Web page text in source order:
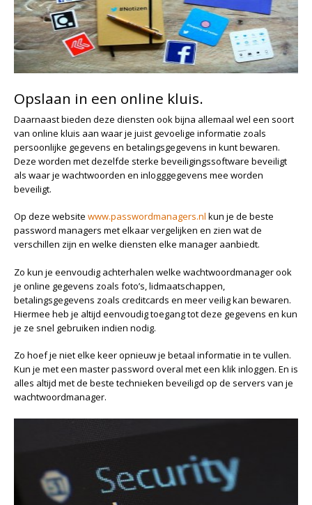
Opslaan in een online kluis.
Daarnaast bieden deze diensten ook bijna allemaal wel een soort
van online kluis aan waar je juist gevoelige informatie zoals
persoonlijke gegevens en betalingsgegevens in kunt bewaren.
Deze worden met dezelfde sterke beveiligingssoftware beveiligt
als waar je wachtwoorden en inlogggegevens mee worden
beveiligt.
Op deze website www.passwordmanagers.nl kun je de beste
password managers met elkaar vergelijken en zien wat de
verschillen zijn en welke diensten elke manager aanbiedt.
Zo kun je eenvoudig achterhalen welke wachtwoordmanager ook
je online gegevens zoals foto’s, lidmaatschappen,
betalingsgegevens zoals creditcards en meer veilig kan bewaren.
Hiermee heb je altijd eenvoudig toegang tot deze gegevens en kun
je ze snel gebruiken indien nodig.
Zo hoef je niet elke keer opnieuw je betaal informatie in te vullen.
Kun je met een master password overal met een klik inloggen. En is
alles altijd met de beste technieken beveiligd op de servers van je
wachtwoordmanager.